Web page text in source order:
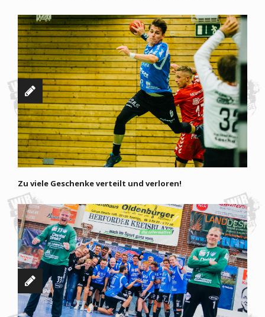
Zu viele Geschenke verteilt und verloren!